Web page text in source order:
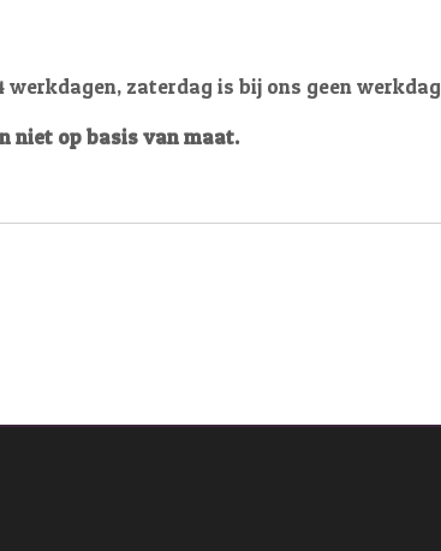
zaterdag is bij ons geen werkdag
niet op basis van maat.